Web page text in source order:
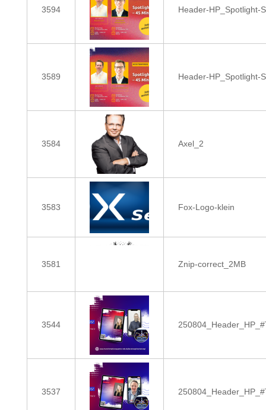
3594 Header-HP_Spotlight-
3589 Header-HP_Spotlight-
3584 Axel_2
3583 Fox-Logo-klein
3581 Znip-correct_2MB
3544
3537